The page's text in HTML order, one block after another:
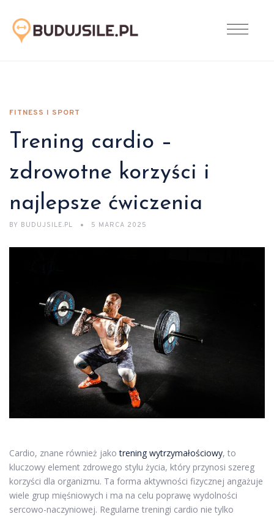
FITNESS I SPORT
Trening cardio –
zdrowotne korzyści i
najlepsze ćwiczenia
BY BUDUJSILE.PL 5 MARCA 2025
Cardio, znane również jakotrening wytrzymałościowy, to
kluczowy element zdrowego stylu życia, który przynosi szereg
korzyści dla organizmu. Ta forma aktywności fizycznej angażuje
wiele grup mięśniowych i ma na celu poprawę wydolności
sercowo-naczyniowej. Regularne treningi cardio nie tylko